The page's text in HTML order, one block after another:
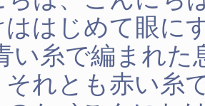
ははじめて眼に
い糸で編まれた
それとも赤い糸